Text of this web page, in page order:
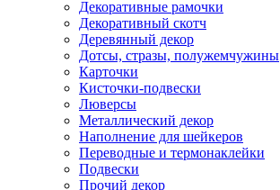
Декоративные рамочки
Декоративный скотч
Деревянный декор
Дотсы, стразы, полужемчужины
Карточки
Кисточки-подвески
Люверсы
Металлический декор
Наполнение для шейкеров
Переводные и термонаклейки
Подвески
Прочий декор